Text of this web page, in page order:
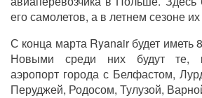
его самолетов, а в летнем сезоне их
С конца марта Ryanairбудет иметь
Новыми среди них будут те,
аэропорт города с Белфастом,
Перуджей, Родосом, Тулузой,